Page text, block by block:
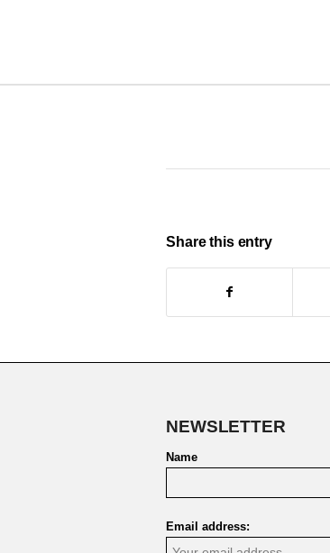
Share this entry
NEWSLETTER
Name
Email address: